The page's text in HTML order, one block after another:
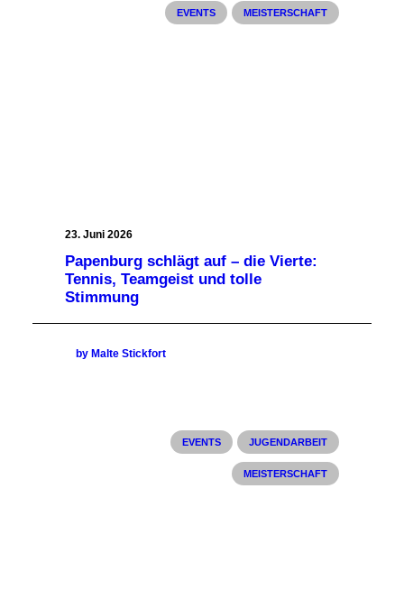
EVENTS MEISTERSCHAFT
23. Juni 2026
Papenburg schlägt auf – die Vierte:
Tennis, Teamgeist und tolle
Stimmung
by Malte Stickfort
EVENTS JUGENDARBEIT
MEISTERSCHAFT